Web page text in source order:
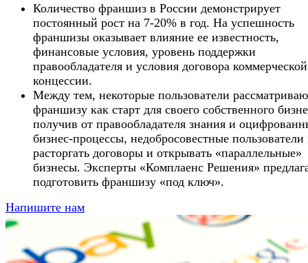
Количество франшиз в России демонстрирует
постоянный рост на 7-20% в год. На успешность
франшизы оказывает влияние ее известность,
финансовые условия, уровень поддержки
правообладателя и условия договора коммерческой
концессии.
Между тем, некоторые пользователи
франшизу как старт для своего собственного
получив от правообладателя знания и
бизнес-процессы, недобросовестные пользователи
расторгать договоры и открывать «параллельные»
бизнесы. Эксперты «Комплаенс Решения»
подготовить франшизу «под ключ».
Напишите нам